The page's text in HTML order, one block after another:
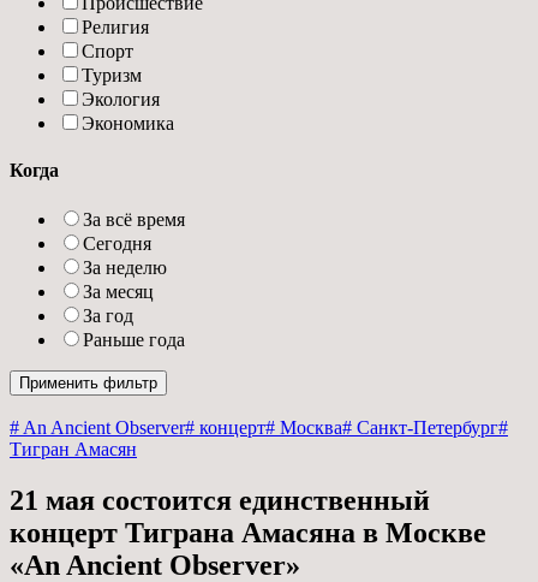
Религия
Спорт
Туризм
Экология
Экономика
Когда
За всё время
Сегодня
За неделю
За месяц
За год
Раньше года
# An Ancient Observer# концерт# Москва# Санкт-Петербург#
Тигран Амасян
21 мая состоится единственный
концерт Тиграна Амасяна в Москве
«An Ancient Observer»